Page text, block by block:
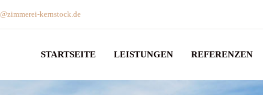
kernstock.de
STARTSEITE LEISTUNGEN REFERENZEN